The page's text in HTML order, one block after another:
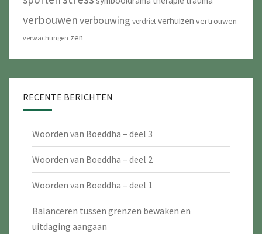
verbouwenverbouwing verdrietverhuizen vertrouwen
verwachtingen zen
RECENTE BERICHTEN
Woorden van Boeddha – deel 3
Woorden van Boeddha – deel 2
Woorden van Boeddha – deel 1
Balanceren tussen grenzen bewaken en
uitdaging aangaan